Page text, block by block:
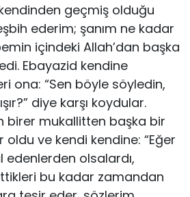
geçmiş olduğu
ederim; şanım ne kadar
içindeki Allah’dan başka
Ebayazid kendine
ona: “Sen böyle söyledin,
diye karşı koydular.
birer mukallitten başka bir
oldu ve kendi kendine: “Eğer
olsalardı,
bu kadar zamandan